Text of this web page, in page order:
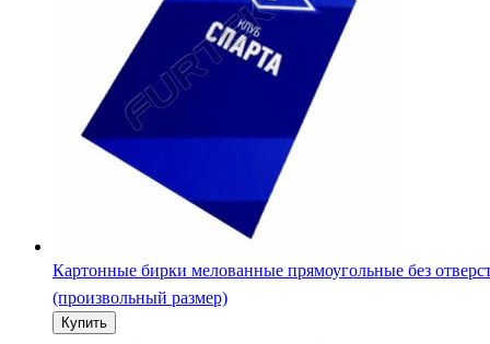
Картонные бирки мелованные прямоугольные без
(произвольный размер)